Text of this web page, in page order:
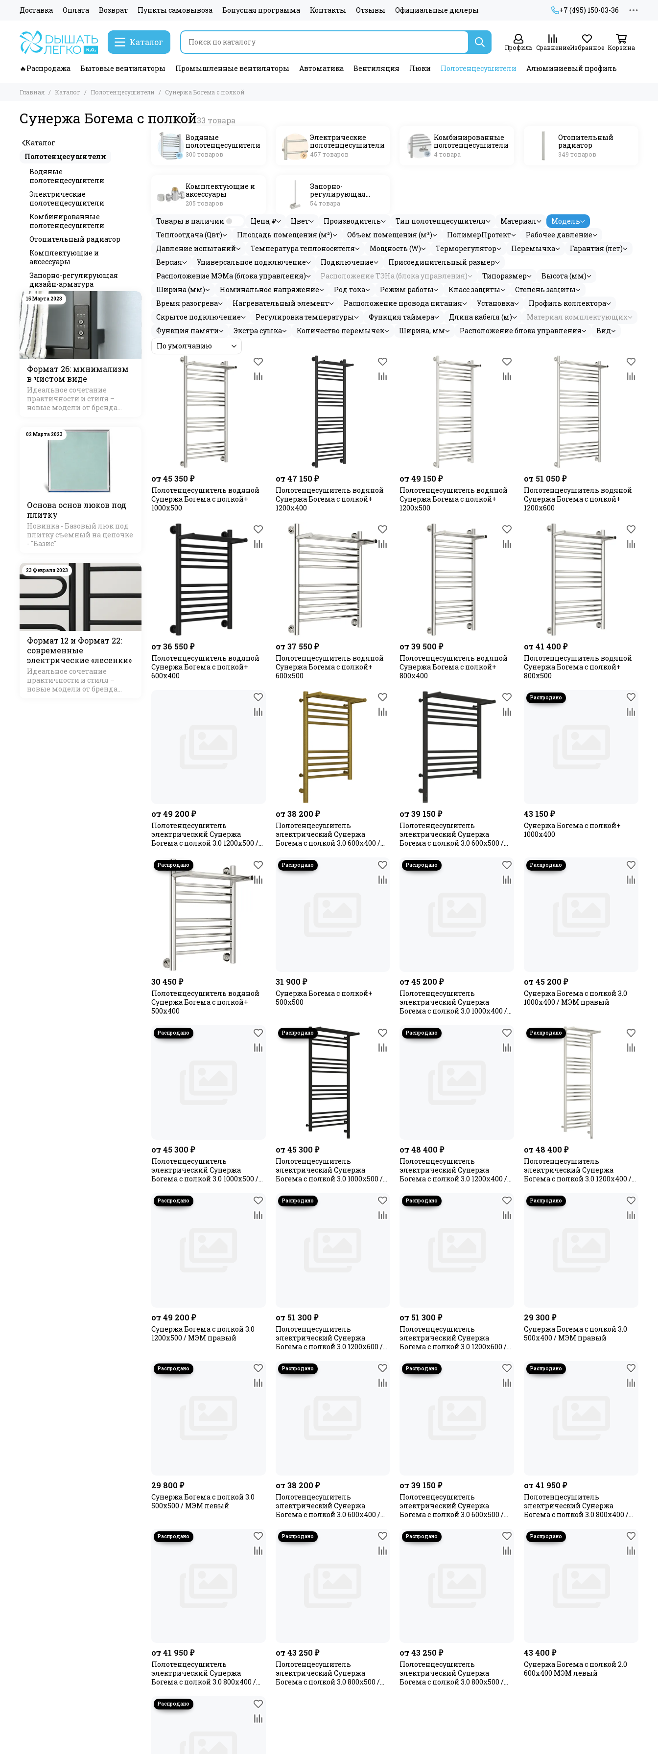
Доставка Оплата Возврат Пункты самовывоза Бонусная программа Контакты Отзывы Официальные дилеры +7 (495) 150-03-36
Каталог
Профиль СравнениеИзбранное Корзина
🔥Распродажа Бытовые вентиляторы Промышленные вентиляторы Автоматика Вентиляция Люки Полотенцесушители Алюминиевый профиль
Главная Каталог Полотенцесушители Сунержа Богема с полкой
Сунержа Богема с полкой
Водяные
полотенцесушители
300 товаров
Электрические
полотенцесушители
457 товаров
Комбинированные
полотенцесушители
4 товара
Отопительный
радиатор
349 товаров
Комплектующие и
аксессуары
205 товаров
Запорно-
регулирующая
дизайн-арматура
54 товара
Товары в наличии Цена, ₽ Цвет Производитель Тип полотенцесушителя Материал
Модель
Теплоотдача (Qвт)
Площадь помещения (м²) Объем помещения (м³) ПолимерПротект
Рабочее давление
Давление испытаний
Температура теплоносителя Мощность (W) Терморегулятор Перемычка
Гарантия (лет)
Версия
Универсальное подключение Подключение
Присоединительный размер
Расположение МЭМа (блока управления)
Расположение ТЭНа (блока управления) Типоразмер
Высота (мм)
Ширина (мм)
Номинальное напряжение Род тока Режим работы Класс защиты
Степень защиты
Время разогрева
Нагревательный элемент Расположение провода питания Установка
Профиль коллектора
Скрытое подключение
Регулировка температуры Функция таймера Длина кабеля (м)
Материал комплектующих
Функция памяти
Экстра сушка Количество перемычек Ширина, мм Расположение блока управления Вид
от 45 350 ₽
Полотенцесушитель водяной
Сунержа Богема с полкой+
1000х500
от 47 150 ₽
Полотенцесушитель водяной
Сунержа Богема с полкой+
1200х400
от 49 150 ₽
Полотенцесушитель водяной
Сунержа Богема с полкой+
1200х500
от 51 050 ₽
Полотенцесушитель водяной
Сунержа Богема с полкой+
1200х600
от 36 550 ₽
Полотенцесушитель водяной
Сунержа Богема с полкой+
600х400
от 37 550 ₽
Полотенцесушитель водяной
Сунержа Богема с полкой+
600х500
от 39 500 ₽
Полотенцесушитель водяной
Сунержа Богема с полкой+
800х400
от 41 400 ₽
Полотенцесушитель водяной
Сунержа Богема с полкой+
800х500
от 49 200 ₽
Полотенцесушитель
электрический Сунержа
Богема с полкой 3.0 1200х500 /
от 38 200 ₽
Полотенцесушитель
электрический Сунержа
Богема с полкой 3.0 600х400 /
от 39 150 ₽
Полотенцесушитель
электрический Сунержа
Богема с полкой 3.0 600х500 /
43 150 ₽
Сунержа Богема с полкой+
1000х400
30 450 ₽
Полотенцесушитель водяной
Сунержа Богема с полкой+
500х400
31 900 ₽
Сунержа Богема с полкой+
500х500
от 45 200 ₽
Полотенцесушитель
электрический Сунержа
Богема с полкой 3.0 1000х400 /
от 45 200 ₽
Сунержа Богема с полкой 3.0
1000х400 / МЭМ правый
от 45 300 ₽
Полотенцесушитель
электрический Сунержа
Богема с полкой 3.0 1000х500 /
от 45 300 ₽
Полотенцесушитель
электрический Сунержа
Богема с полкой 3.0 1000х500 /
от 48 400 ₽
Полотенцесушитель
электрический Сунержа
Богема с полкой 3.0 1200х400 /
от 48 400 ₽
Полотенцесушитель
электрический Сунержа
Богема с полкой 3.0 1200х400 /
от 49 200 ₽
Сунержа Богема с полкой 3.0
1200х500 / МЭМ правый
от 51 300 ₽
Полотенцесушитель
электрический Сунержа
Богема с полкой 3.0 1200х600 /
от 51 300 ₽
Полотенцесушитель
электрический Сунержа
Богема с полкой 3.0 1200х600 /
29 300 ₽
Сунержа Богема с полкой 3.0
500х400 / МЭМ правый
29 800 ₽
Сунержа Богема с полкой 3.0
500х500 / МЭМ левый
от 38 200 ₽
Полотенцесушитель
электрический Сунержа
Богема с полкой 3.0 600х400 /
от 39 150 ₽
Полотенцесушитель
электрический Сунержа
Богема с полкой 3.0 600х500 /
от 41 950 ₽
Полотенцесушитель
электрический Сунержа
Богема с полкой 3.0 800х400 /
от 41 950 ₽
Полотенцесушитель
электрический Сунержа
Богема с полкой 3.0 800х400 /
от 43 250 ₽
Полотенцесушитель
электрический Сунержа
Богема с полкой 3.0 800х500 /
от 43 250 ₽
Полотенцесушитель
электрический Сунержа
Богема с полкой 3.0 800х500 /
43 400 ₽
Сунержа Богема с полкой 2.0
600х400 МЭМ левый
Каталог
Полотенцесушители
Водяные
полотенцесушители
Электрические
полотенцесушители
Комбинированные
полотенцесушители
Отопительный радиатор
Комплектующие и
аксессуары
Запорно-регулирующая
дизайн-арматура
15 Марта 2023
Формат 26: минимализм
в чистом виде
Идеальное сочетание
практичности и стиля –
новые модели от бренда
02 Марта 2023
Основа основ люков под
плитку
Новинка - Базовый люк под
плитку съемный на цепочке
- "Базис"
23 Февраля 2023
Формат 12 и Формат 22:
современные
электрические «лесенки»
Идеальное сочетание
практичности и стиля –
новые модели от бренда